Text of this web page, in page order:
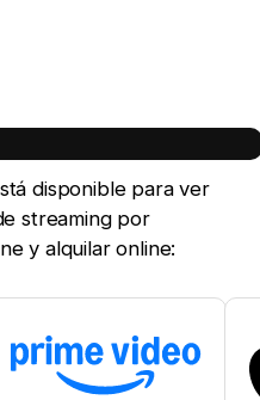
disponible para ver
streaming por
y alquilar online: